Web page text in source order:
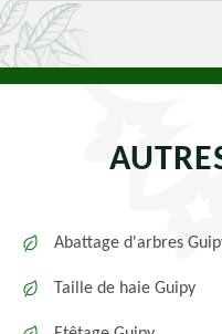
Abattage d'arbres
Taille de haie Guipy